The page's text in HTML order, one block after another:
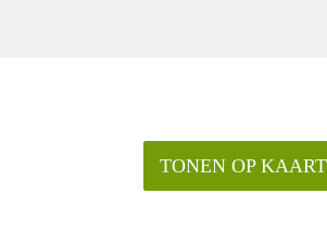
TONEN OP KAART